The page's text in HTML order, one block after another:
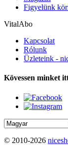
Figyelünk
VitalAbo
Kapcsolat
Rólunk
Üzleteink -
Kövessen minket
© 2010-2026